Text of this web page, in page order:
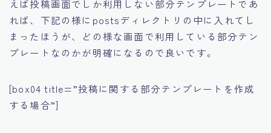
えば投稿画面でしか利用しない部分テンプレートであ
れば、下記の様にpostsディレクトリの中に入れてし
まったほうが、どの様な画面で利用している部分テン
プレートなのかが明確になるので良いです。
[box04 title=”投稿に関する部分テンプレートを作成
する場合”]